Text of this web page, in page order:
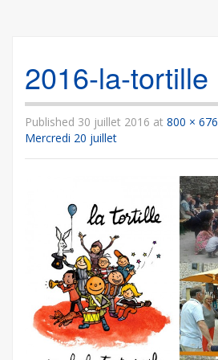
2016-la-tortille
Published 30 juillet 2016 at 800 × 676
Mercredi 20 juillet